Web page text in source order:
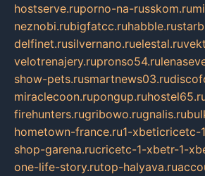
hostserve.ruporno-na-russkom.ru
neznobi.rubigfatcc.ruhabble.ru
delfinet.rusilvernano.ruelestal.ru
velotrenajery.rupronso54.ru
show-pets.rusmartnews03.ru
miraclecoon.rupongup.ru
firehunters.rugribowo.rugnalis.ru
hometown-france.ru1-xbeticricetc-
shop-garena.rucricetc-1-xbetr-1-
one-life-story.rutop-halyava.ru